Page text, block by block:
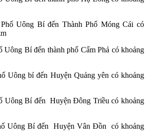
Bí đến Thành Phố Móng Cái có
Bí đến thành phố Cẩm Phả có khoảng
bí đến Huyện Quảng yên có khoảng
Bí đến Huyện Đông Triều có khoảng
Bí đến Huyện Vân Đồn có khoảng